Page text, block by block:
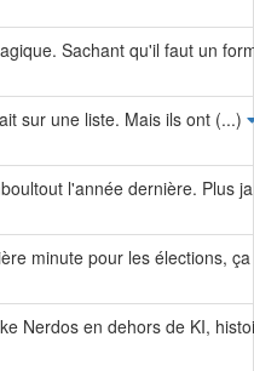
Sachant qu'il faut un
sur une liste. Mais ils ont (...)
l'année dernière. Plus
minute pour les élections,
Nerdos en dehors de KI,